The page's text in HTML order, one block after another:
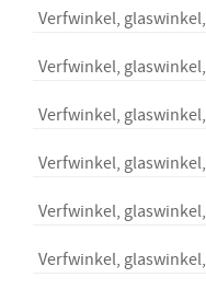
Verfwinkel,
Verfwinkel,
Verfwinkel,
Verfwinkel,
Verfwinkel,
Verfwinkel,